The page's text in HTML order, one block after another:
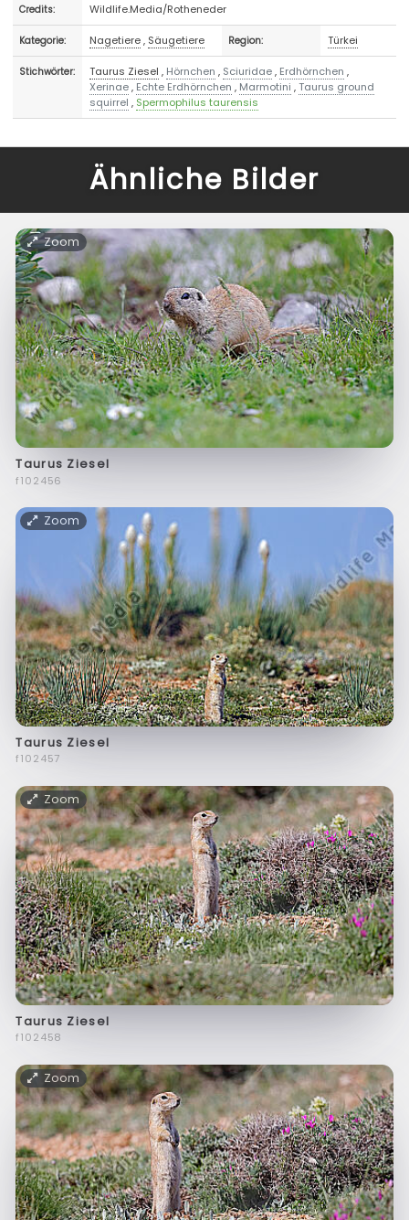
Credits: Wildlife.Media/Rotheneder
Kategorie: Nagetiere, Säugetiere Region: Türkei
Stichwörter: Taurus Ziesel , Hörnchen , Sciuridae, Erdhörnchen ,
Xerinae, Echte Erdhörnchen , Marmotini ,Taurus ground
squirrel , Spermophilus taurensis
Ähnliche Bilder
Zoom
Taurus Ziesel
f102456
Zoom
Taurus Ziesel
f102457
Zoom
Taurus Ziesel
f102458
Zoom